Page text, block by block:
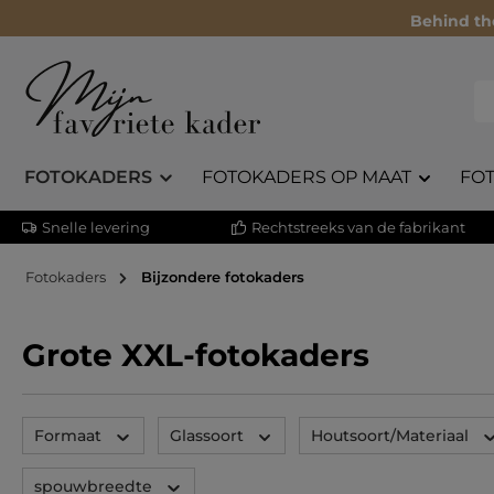
Behind
FOTOKADERS FOTOKADERS OP MAAT
Snelle levering Rechtstreeks van de fabrikant
Fotokaders Bijzondere fotokaders
Grote XXL-fotokaders
Formaat Glassoort Houtsoort/Materiaal
spouwbreedte